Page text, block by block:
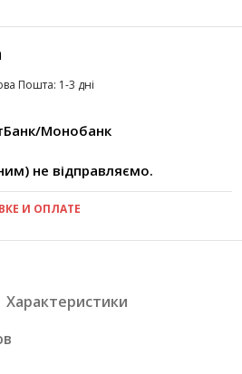
Пошта: 1-3 дні
Монобанк
не відправляємо.
И ОПЛАТЕ
Характеристики